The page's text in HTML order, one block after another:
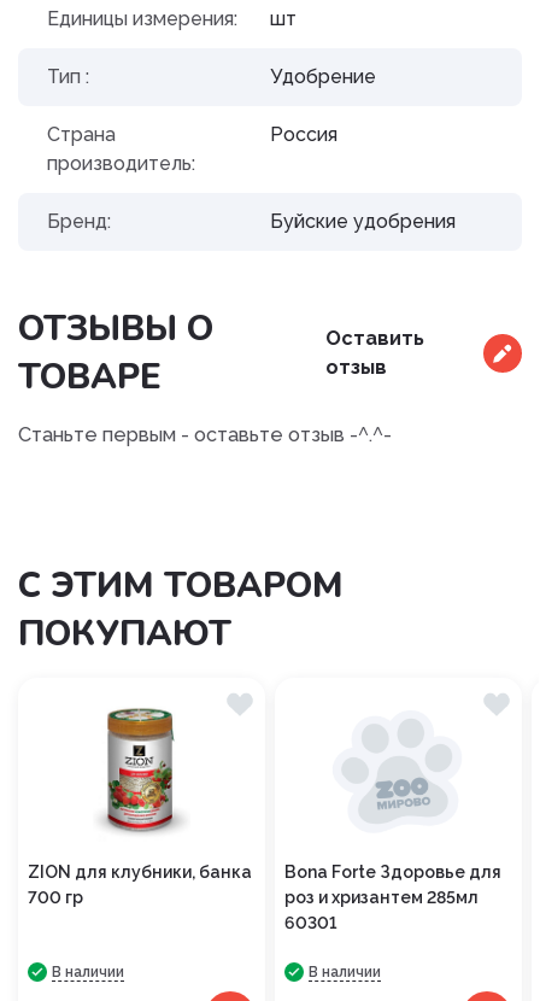
Единицы измерения: шт
Тип : Удобрение
Страна
производитель:
Россия
Бренд: Буйские удобрения
ОТЗЫВЫ О
ТОВАРЕ
Оставить
отзыв
Станьте первым - оставьте отзыв -^.^-
С ЭТИМ ТОВАРОМ
ПОКУПАЮТ
ZION для клубники, банка
700 гр
В наличии
Bona Forte Здоровье для
роз и хризантем 285мл
60301
В наличии